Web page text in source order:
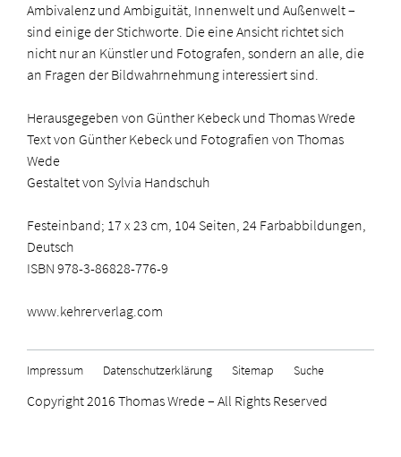
Ambivalenz und Ambiguität, Innenwelt und Außenwelt –
sind einige der Stichworte. Die eine Ansicht richtet sich
nicht nur an Künstler und Fotografen, sondern an alle, die
an Fragen der Bildwahrnehmung interessiert sind.
Herausgegeben von Günther Kebeck und Thomas Wrede
Text von Günther Kebeck und Fotografien von Thomas
Wede
Gestaltet von Sylvia Handschuh
Festeinband; 17 x 23 cm, 104 Seiten, 24 Farbabbildungen,
Deutsch
ISBN 978-3-86828-776-9
www.kehrerverlag.com
Impressum Datenschutzerklärung Sitemap Suche
Copyright 2016 Thomas Wrede – All Rights Reserved